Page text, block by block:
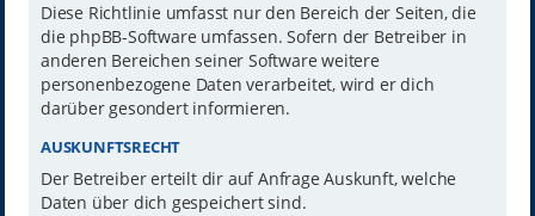
Diese Richtlinie umfasst nur den Bereich der Seiten, die
die phpBB-Software umfassen. Sofern der Betreiber in
anderen Bereichen seiner Software weitere
personenbezogene Daten verarbeitet, wird er dich
darüber gesondert informieren.
AUSKUNFTSRECHT
Der Betreiber erteilt dir auf Anfrage Auskunft, welche
Daten über dich gespeichert sind.